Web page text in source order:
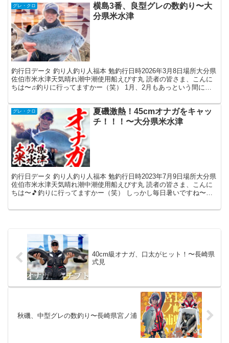
グレ・クロ
横島3番、良型グレの数釣り〜大
分県米水津
釣行日データ 釣り人釣り人福本 勉釣行日時2026年3月8日場所大分県
佐伯市米水津天気晴れ潮中潮使用船えびす丸 読者の皆さま、こんに
ちは〜♫釣りに行ってますかー（笑） 1月、2月もあっという間に過
グレ・クロ
夏磯激熱！45cmオナガをキャッ
チ！！！〜大分県米水津
釣行日データ 釣り人釣り人福本 勉釣行日時2023年7月9日場所大分県
佐伯市米水津天気晴れ潮中潮使用船えびす丸 読者の皆さま、こんに
ちは〜🎵釣りに行ってますかー（笑） しっかし毎日暑いですね〜。
40cm級オナガ、口太がヒット！〜長崎県
式見
秋磯、中型グレの数釣り〜長崎県宮ノ浦